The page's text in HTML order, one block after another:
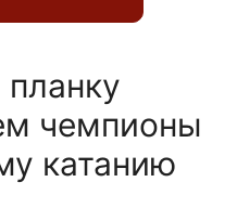
чемпионы
катанию